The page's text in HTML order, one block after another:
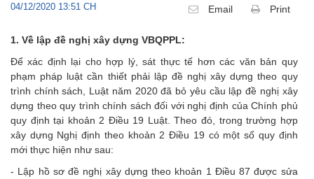
04/12/2020 13:51 CH Email Print
1. Về lập đề nghị xây dựng VBQPPL:
Để xác định lại cho hợp lý, sát thực tế hơn các văn bản quy
phạm pháp luật cần thiết phải lập đề nghị xây dựng theo quy
trình chính sách, Luật năm 2020 đã bỏ yêu cầu lập đề nghị xây
dựng theo quy trình chính sách đối với nghị định của Chính phủ
quy định tại khoản 2 Điều 19 Luật. Theo đó, trong trường hợp
xây dựng Nghị định theo khoản 2 Điều 19 có một số quy định
mới thực hiện như sau:
- Lập hồ sơ đề nghị xây dựng theo khoản 1 Điều 87 được sửa